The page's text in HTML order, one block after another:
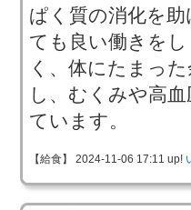
ぱく質の消化を
ても良い働きを
く、体にたまっ
し、むくみや高
ています。
【給食】 2024-11-06 17:11 up!